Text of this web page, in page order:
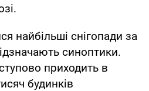
найбільші снігопади за
синоптики.
приходить в
будинків